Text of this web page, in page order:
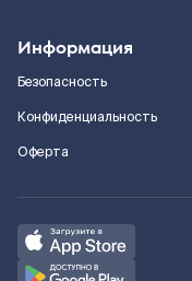
Информация
Безопасность
Конфиденциальность
Оферта